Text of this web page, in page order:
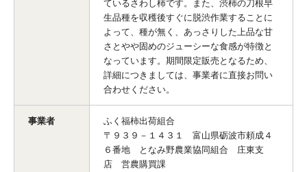
ているさわし柿です。また、渋柿の刀根早
生品種を収穫後すぐに脱渋作業することに
よって、種が無く、あっさりした上品な甘
さとやや固めのジューシーな食感が特徴と
なっています。期間限定販売となるため、
詳細につきましては、事業者に直接お問い
合わせください。
事業者
ふく福柿出荷組合
〒９３９－１４３１ 富山県砺波市頼成４
６番地 となみ野農業協同組合 庄東支
店 営農購買課